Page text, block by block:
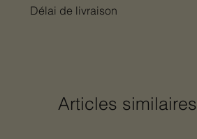
Délai de livraison
Articles similaires